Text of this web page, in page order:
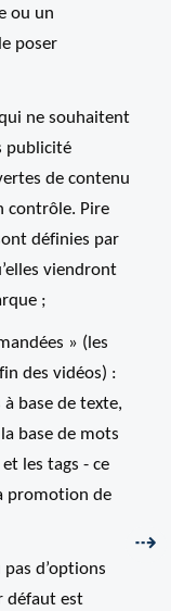
ou un
poser
ne souhaitent
publicité
de contenu
contrôle. Pire
définies par
viendront
;
» (les
des vidéos) :
base de texte,
base de mots
les tags - ce
promotion de
d’options
défaut est
⇢